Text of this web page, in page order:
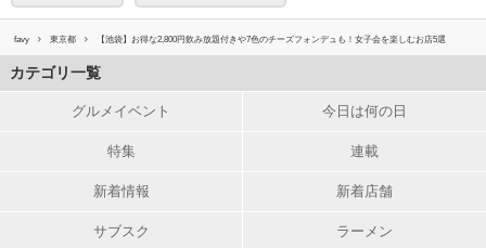
favy 東京都 【池袋】お得な2,800円飲み放題付きや7色のチーズフォンデュも！女子会を楽しむお店5選
カテゴリ一覧
グルメイベント 今日は何の日
特集 連載
新着情報 新着店舗
サブスク ラーメン